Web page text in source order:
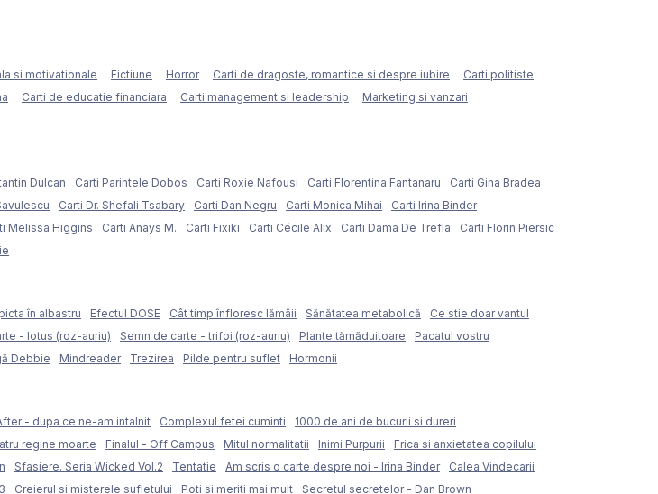
si motivationale Fictiune Horror Carti de dragoste, romantice si despre iubire
Carti politiste
Carti de educatie financiara Carti management si leadership
Marketing si vanzari
Dulcan Carti Parintele Dobos Carti Roxie Nafousi Carti Florentina Fantanaru
Carti Gina Bradea
Carti Dr. Shefali Tsabary Carti Dan Negru Carti Monica Mihai
Carti Irina Binder
Melissa Higgins Carti Anays M. Carti Fixiki Carti Cécile Alix Carti Dama De Trefla
Carti Florin Piersic
în albastru Efectul DOSE Cât timp înfloresc lămâii Sănătatea metabolică
Ce stie doar vantul
- lotus (roz-auriu) Semn de carte - trifoi (roz-auriu) Plante tămăduitoare
Pacatul vostru
Debbie Mindreader Trezirea Pilde pentru suflet Hormonii
- dupa ce ne-am intalnit Complexul fetei cuminti
1000 de ani de bucurii si dureri
regine moarte Finalul - Off Campus Mitul normalitatii Inimi Purpurii
Frica si anxietatea copilului
Sfasiere. Seria Wicked Vol.2 Tentatie Am scris o carte despre noi - Irina Binder
Calea Vindecarii
Creierul si misterele sufletului Poti si meriti mai mult Secretul secretelor - Dan Brown